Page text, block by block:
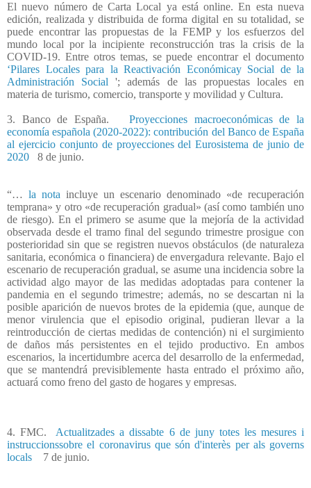
El nuevo número de Carta Local ya está online. En esta nueva
edición, realizada y distribuida de forma digital en su totalidad, se
puede encontrar las propuestas de la FEMP y los esfuerzos del
mundo local por la incipiente reconstrucción tras la crisis de la
COVID-19. Entre otros temas, se puede encontrar el documento
‘Pilares Locales para la Reactivación Económicay Social de la
Administración Social
'; además de las propuestas locales en
materia de turismo, comercio, transporte y movilidad y Cultura.
3. Banco de España.
Proyecciones macroeconómicas de la
economía española (2020-2022): contribución del Banco de España
al ejercicio conjunto de proyecciones del Eurosistema de junio de
2020
8 de junio.
“… la nota incluye un escenario denominado «de recuperación
temprana» y otro «de recuperación gradual» (así como también uno
de riesgo). En el primero se asume que la mejoría de la actividad
observada desde el tramo final del segundo trimestre prosigue con
posterioridad sin que se registren nuevos obstáculos (de naturaleza
sanitaria, económica o financiera) de envergadura relevante. Bajo el
escenario de recuperación gradual, se asume una incidencia sobre la
actividad algo mayor de las medidas adoptadas para contener la
pandemia en el segundo trimestre; además, no se descartan ni la
posible aparición de nuevos brotes de la epidemia (que, aunque de
menor virulencia que el episodio original, pudieran llevar a la
reintroducción de ciertas medidas de contención) ni el surgimiento
de daños más persistentes en el tejido productivo. En ambos
escenarios, la incertidumbre acerca del desarrollo de la enfermedad,
que se mantendrá previsiblemente hasta entrado el próximo año,
actuará como freno del gasto de hogares y empresas.
4. FMC.
Actualitzades a dissabte 6 de juny totes les mesures i
instruccionssobre el coronavirus que són d'interès per als governs
locals
7 de junio.